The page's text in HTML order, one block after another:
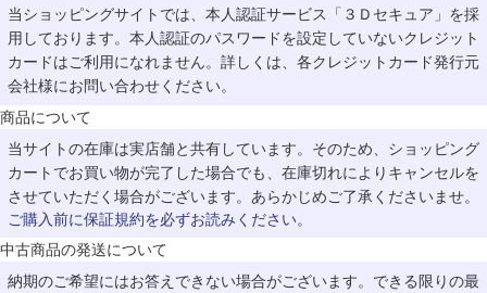
当ショッピングサイトでは、本人認証サービス「３Ｄセキュア」を採
用しております。本人認証のパスワードを設定していないクレジット
カードはご利用になれません。詳しくは、各クレジットカード発行元
会社様にお問い合わせください。
商品について
当サイトの在庫は実店舗と共有しています。そのため、ショッピング
カートでお買い物が完了した場合でも、在庫切れによりキャンセルを
させていただく場合がございます。あらかじめご了承くださいませ。
ご購入前に保証規約を必ずお読みください。
中古商品の発送について
納期のご希望にはお答えできない場合がございます。できる限りの最